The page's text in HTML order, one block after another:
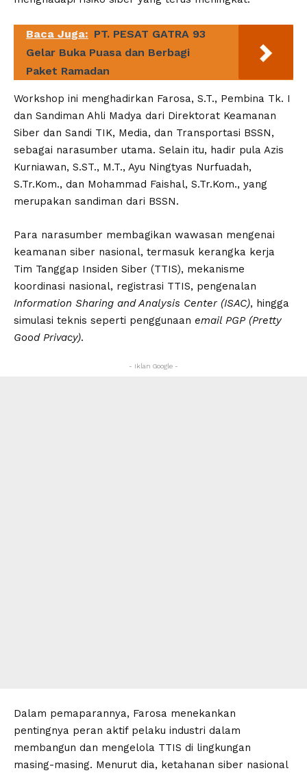
Baca Juga: PT. PESAT GATRA 93
Gelar Buka Puasa dan Berbagi
Paket Ramadan
Workshop ini menghadirkan Farosa, S.T., Pembina Tk. I
dan Sandiman Ahli Madya dari Direktorat Keamanan
Siber dan Sandi TIK, Media, dan Transportasi BSSN,
sebagai narasumber utama. Selain itu, hadir pula Azis
Kurniawan, S.ST., M.T., Ayu Ningtyas Nurfuadah,
S.Tr.Kom., dan Mohammad Faishal, S.Tr.Kom., yang
merupakan sandiman dari BSSN.
Para narasumber membagikan wawasan mengenai
keamanan siber nasional, termasuk kerangka kerja
Tim Tanggap Insiden Siber (TTIS), mekanisme
koordinasi nasional, registrasi TTIS, pengenalan
Information Sharing and Analysis Center (ISAC), hingga
simulasi teknis seperti penggunaan email PGP (Pretty
Good Privacy).
- Iklan Google -
Dalam pemaparannya, Farosa menekankan
pentingnya peran aktif pelaku industri dalam
membangun dan mengelola TTIS di lingkungan
masing-masing. Menurut dia, ketahanan siber nasional